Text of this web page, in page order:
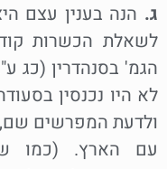
ג. הנה בענין עצם
לשאלת הכשרות
הגמ' בסנהדרין (כג
לא היו נכנסין
ולדעת המפרשים שם,
עם הארץ. (כמו